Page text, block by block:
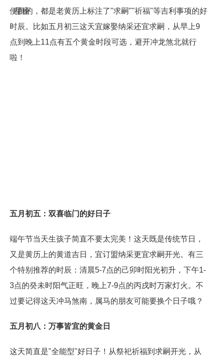
星座
便挑的，都是老黄历上标注了"求嗣""祈福"等吉利事项的好
时辰。比如五月初三这天宜嫁娶纳采还宜求嗣，从早上9
点到晚上11点有五个黄金时段可选，避开冲龙煞北就行
啦！
五月初五：双喜临门的好日子
端午节当天生孩子简直不要太完美！这天既是传统节日，
又是黄历上的黄道吉日，宜订盟纳采更宜求嗣开光。有三
个特别推荐的时辰：清晨5-7点的己卯时阳光初升，下午1-
3点的癸未时阳气正旺，晚上7-9点的丙戌时万家灯火。不
过要记得这天冲马煞南，属马的朋友可能要换个日子哦？
五月初八：万事皆宜的黄金日
这天简直是"全能型"好日子！从祭祀祈福到求嗣开光，从